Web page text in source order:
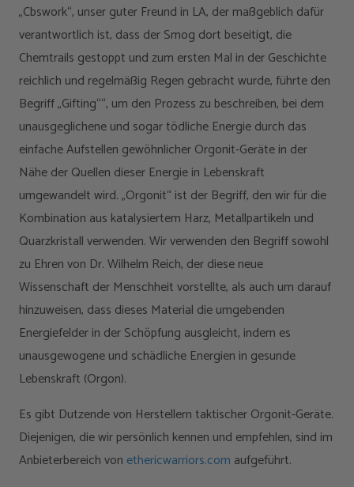
„Cbswork“, unser guter Freund in LA, der maßgeblich dafür
verantwortlich ist, dass der Smog dort beseitigt, die
Chemtrails gestoppt und zum ersten Mal in der Geschichte
reichlich und regelmäßig Regen gebracht wurde, führte den
Begriff „Gifting““, um den Prozess zu beschreiben, bei dem
unausgeglichene und sogar tödliche Energie durch das
einfache Aufstellen gewöhnlicher Orgonit-Geräte in der
Nähe der Quellen dieser Energie in Lebenskraft
umgewandelt wird. „Orgonit“ ist der Begriff, den wir für die
Kombination aus katalysiertem Harz, Metallpartikeln und
Quarzkristall verwenden. Wir verwenden den Begriff sowohl
zu Ehren von Dr. Wilhelm Reich, der diese neue
Wissenschaft der Menschheit vorstellte, als auch um darauf
hinzuweisen, dass dieses Material die umgebenden
Energiefelder in der Schöpfung ausgleicht, indem es
unausgewogene und schädliche Energien in gesunde
Lebenskraft (Orgon).
Es gibt Dutzende von Herstellern taktischer Orgonit-Geräte.
Diejenigen, die wir persönlich kennen und empfehlen, sind im
Anbieterbereich von ethericwarriors.com aufgeführt.